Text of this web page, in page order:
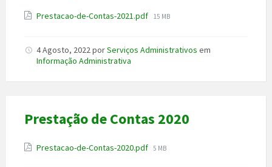
Anexo
Prestacao-de-Contas-2021.pdf File
15 MB
4 Agosto, 2022porServiços Administrativos em
Informação Administrativa
Prestação de Contas 2020
Anexo
Prestacao-de-Contas-2020.pdf File
5 MB